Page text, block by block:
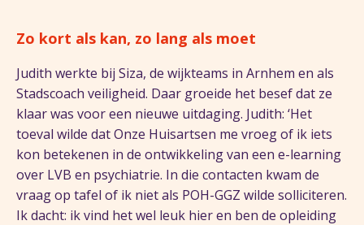
Zo kort als kan, zo lang als moet
Judith werkte bij Siza, de wijkteams in Arnhem en als
Stadscoach veiligheid. Daar groeide het besef dat ze
klaar was voor een nieuwe uitdaging. Judith: ‘Het
toeval wilde dat Onze Huisartsen me vroeg of ik iets
kon betekenen in de ontwikkeling van een e-learning
over LVB en psychiatrie. In die contacten kwam de
vraag op tafel of ik niet als POH-GGZ wilde solliciteren.
Ik dacht: ik vind het wel leuk hier en ben de opleiding